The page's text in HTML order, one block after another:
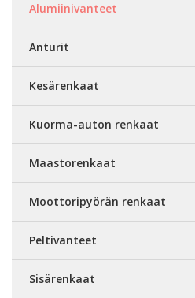
Alumiinivanteet
Anturit
Kesärenkaat
Kuorma-auton renkaat
Maastorenkaat
Moottoripyörän renkaat
Peltivanteet
Sisärenkaat